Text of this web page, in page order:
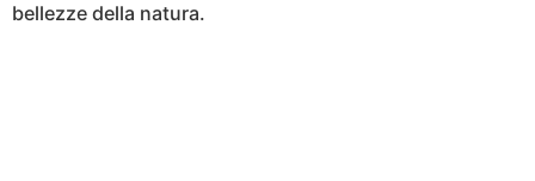
bellezze della natura.